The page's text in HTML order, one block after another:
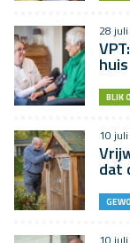
28
huis
BLIK
10
dat